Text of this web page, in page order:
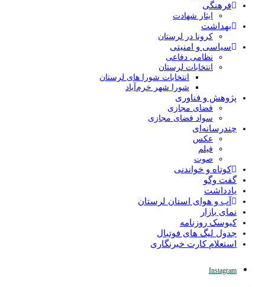
فرهنگی
ایثار شهادت
بهداشت
کرونا در لرستان
سیاسی و امنیتی
نظامی دفاعی
انتخابات لرستان
انتخابات شورا های لرستان
شورا شهر خرم‌آباد
پژوهش و فناوری
فضای مجازی
سواد فضای مجازی
چندرسانه‌ای
عكس
فیلم
صوت
کوتاه و خواندنی
گفت وگو
یادداشت
آب و هوای استان لرستان
نمای بازار
کیوسک روزنامه
جدول لیگ های فوتبال
استعلام کارت خبرنگاری
Instagram